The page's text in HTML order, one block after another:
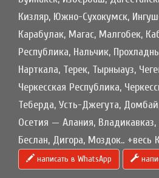
Кизляр, Южно-Сухокумск,
Карабулак, Магас, Малгобек,
Республика, Нальчик,
Нарткала, Терек, Тырныауз,
Черкесская Республика,
Теберда, Усть-Джегута,
Осетия — Алания, Владикавказ,
Беслан, Дигора, Моздок.. +весь
написать в WhatsApp